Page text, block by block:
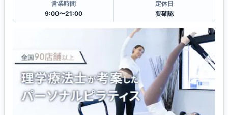
営業時間
9:00〜21:00
定休日
要確認